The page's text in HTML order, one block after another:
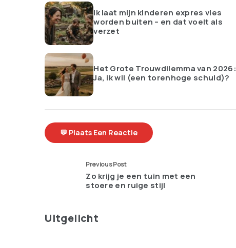
Ik laat mijn kinderen expres vies
worden buiten – en dat voelt als
verzet
Het Grote Trouwdilemma van 2026:
Ja, ik wil (een torenhoge schuld)?
💬 Plaats Een Reactie
Previous Post
Zo krijg je een tuin met een
stoere en ruige stijl
Uitgelicht